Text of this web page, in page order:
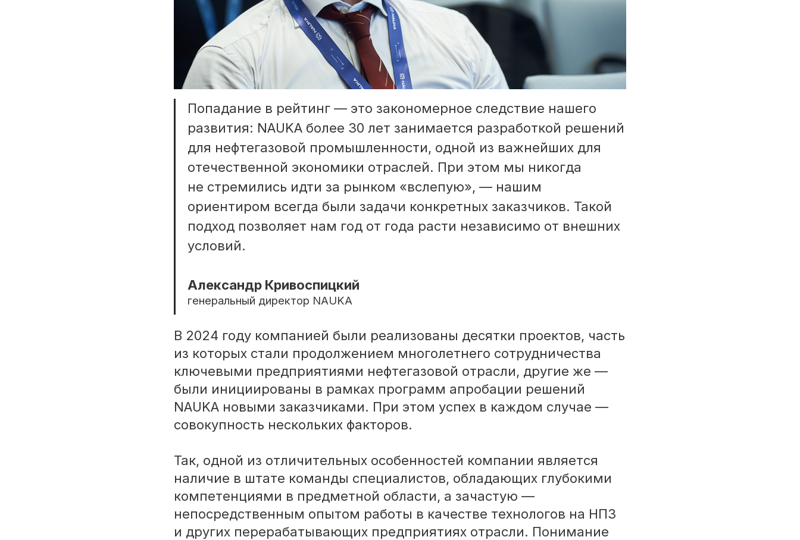
Попадание в рейтинг — это закономерное следствие нашего
развития: NAUKA более 30 лет занимается разработкой решений
для нефтегазовой промышленности, одной из важнейших для
отечественной экономики отраслей. При этом мы никогда
не стремились идти за рынком «вслепую», — нашим
ориентиром всегда были задачи конкретных заказчиков. Такой
подход позволяет нам год от года расти независимо от внешних
условий.
Александр Кривоспицкий
генеральный директор NAUKA
В 2024 году компанией были реализованы десятки проектов, часть
из которых стали продолжением многолетнего сотрудничества
ключевыми предприятиями нефтегазовой отрасли, другие же —
были инициированы в рамках программ апробации решений
NAUKA новыми заказчиками. При этом успех в каждом случае —
совокупность нескольких факторов.
Так, одной из отличительных особенностей компании является
наличие в штате команды специалистов, обладающих глубокими
компетенциями в предметной области, а зачастую —
непосредственным опытом работы в качестве технологов на НПЗ
и других перерабатывающих предприятиях отрасли. Понимание